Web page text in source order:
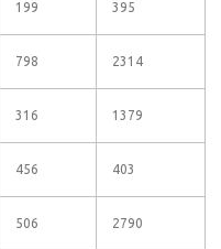
199 395
798 2314
316 1379
456 403
506 2790